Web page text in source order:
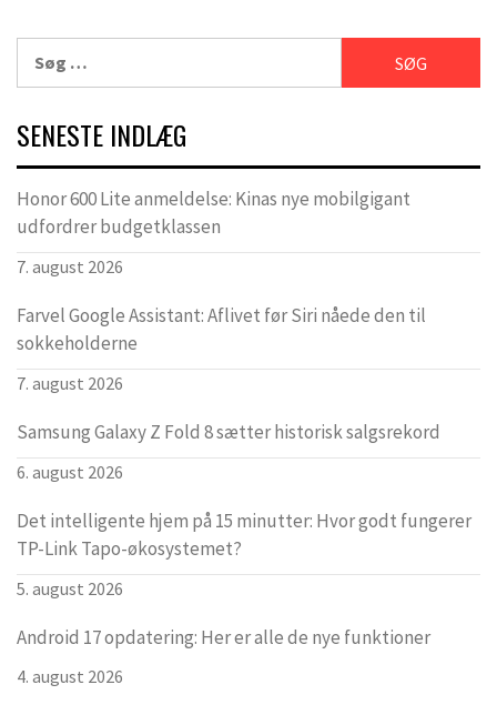
efter:
SENESTE INDLÆG
Honor 600 Lite anmeldelse: Kinas nye mobilgigant
udfordrer budgetklassen
7. august 2026
Farvel Google Assistant: Aflivet før Siri nåede den til
sokkeholderne
7. august 2026
Samsung Galaxy Z Fold 8 sætter historisk salgsrekord
6. august 2026
Det intelligente hjem på 15 minutter: Hvor godt fungerer
TP-Link Tapo-økosystemet?
5. august 2026
Android 17 opdatering: Her er alle de nye funktioner
4. august 2026